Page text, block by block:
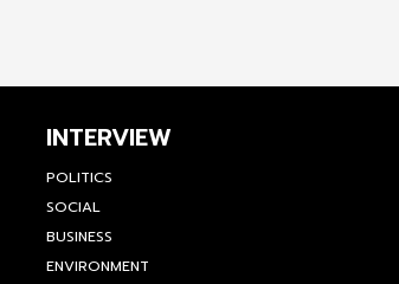
INTERVIEW
POLITICS
SOCIAL
BUSINESS
ENVIRONMENT